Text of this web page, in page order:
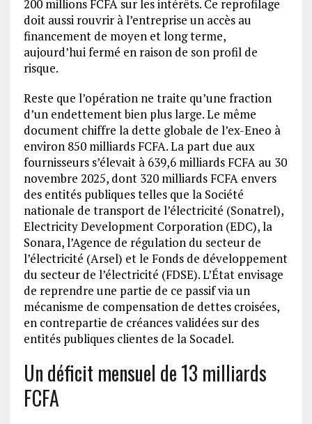
200 millions FCFA sur les intérêts. Ce reprofilage
doit aussi rouvrir à l’entreprise un accès au
financement de moyen et long terme,
aujourd’hui fermé en raison de son profil de
risque.
Reste que l’opération ne traite qu’une fraction
d’un endettement bien plus large. Le même
document chiffre la dette globale de l’ex-Eneo à
environ 850 milliards FCFA. La part due aux
fournisseurs s’élevait à 639,6 milliards FCFA au 30
novembre 2025, dont 320 milliards FCFA envers
des entités publiques telles que la Société
nationale de transport de l’électricité (Sonatrel),
Electricity Development Corporation (EDC), la
Sonara, l’Agence de régulation du secteur de
l’électricité (Arsel) et le Fonds de développement
du secteur de l’électricité (FDSE). L’État envisage
de reprendre une partie de ce passif via un
mécanisme de compensation de dettes croisées,
en contrepartie de créances validées sur des
entités publiques clientes de la Socadel.
Un déficit mensuel de 13 milliards
FCFA